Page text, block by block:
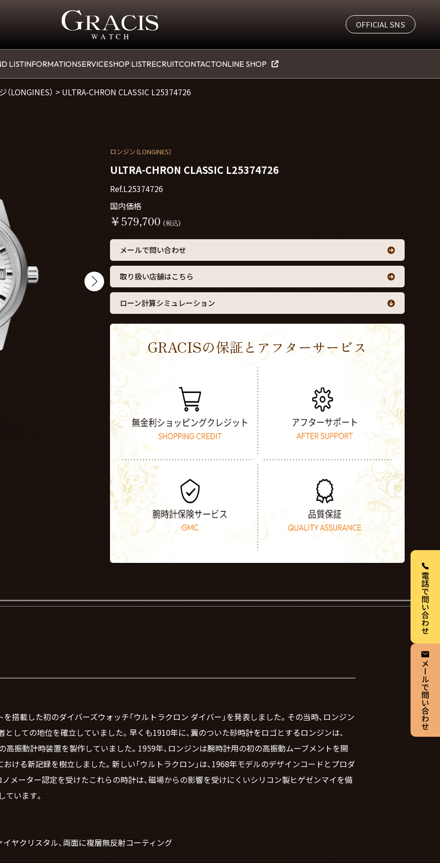
OFFICIAL SNS
LISTINFORMATIONSERVICESHOP LISTRECRUITCONTACTONLINE SHOP
LONGINES） > ULTRA-CHRON CLASSIC L25374726
ロンジン（LONGINES）
ULTRA-CHRON CLASSIC L25374726
Ref.L25374726
国内価格
￥579,700 (税込)
メールで問い合わせ
取り扱い店舗はこちら
ローン計算シミュレーション
GRACISの保証とアフターサービス
搭載した初のダイバーズウォッチ「ウルトラクロン ダイバー」を発表しました。その当時、ロンジン
しての地位を確立していました。早くも1910年に、翼のついた砂時計をロゴとするロンジンは、
振動計時装置を製作していました。1959年、ロンジンは腕時計用の初の高振動ムーブメントを開
ける新記録を樹立しました。新しい「ウルトラクロン」は、1968年モデルのデザインコードとプロダ
メーター認定を受けたこれらの時計は、磁場からの影響を受けにくいシリコン製ヒゲゼンマイを備
います。
ヤクリスタル、両面に複層無反射コーティング